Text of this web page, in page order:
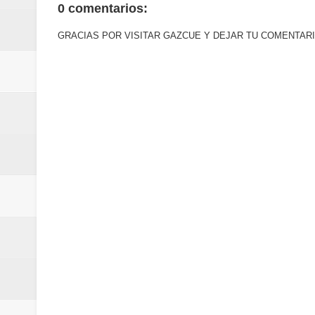
0 comentarios:
GRACIAS POR VISITAR GAZCUE Y DEJAR TU